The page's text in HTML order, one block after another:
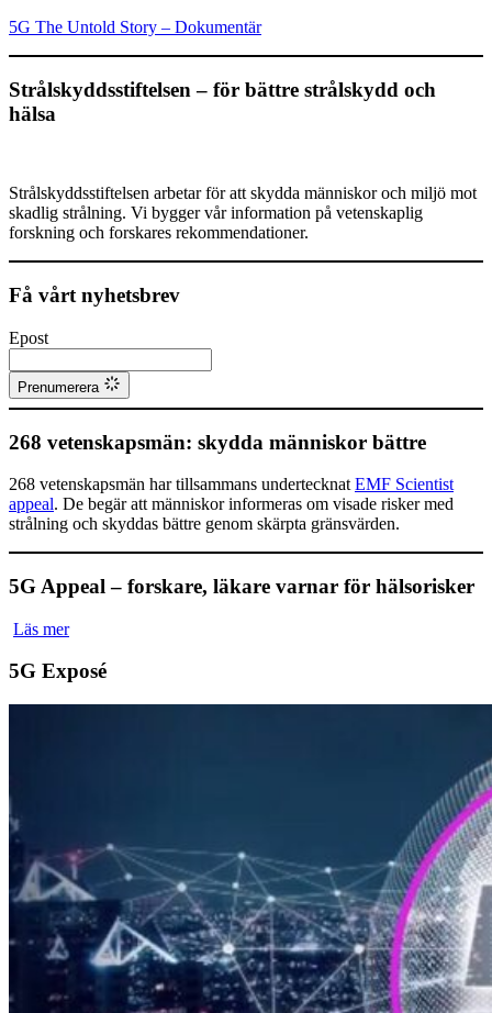
5G The Untold Story – Dokumentär
Strålskyddsstiftelsen – för bättre strålskydd och
hälsa
Strålskyddsstiftelsen arbetar för att skydda människor och miljö mot
skadlig strålning. Vi bygger vår information på vetenskaplig
forskning och forskares rekommendationer.
Få vårt nyhetsbrev
Epost
Prenumerera
268 vetenskapsmän: skydda människor bättre
268 vetenskapsmän har tillsammans undertecknat EMF Scientist
appeal. De begär att människor informeras om visade risker med
strålning och skyddas bättre genom skärpta gränsvärden.
5G Appeal – forskare, läkare varnar för hälsorisker
Läs mer
5G Exposé